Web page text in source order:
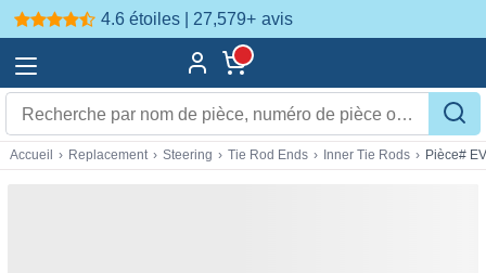
4.6 étoiles | 27,579+ avis
Accueil › Replacement › Steering › Tie Rod Ends › Inner Tie Rods › Pièce#